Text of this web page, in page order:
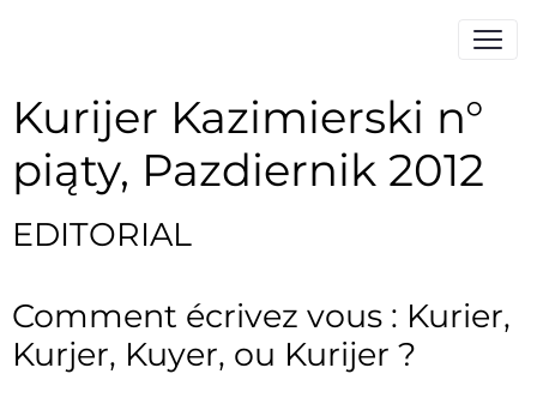
Kurijer Kazimierski n°
piąty, Pazdiernik 2012
EDITORIAL
Comment écrivez vous : Kurier,
Kurjer, Kuyer, ou Kurijer ?